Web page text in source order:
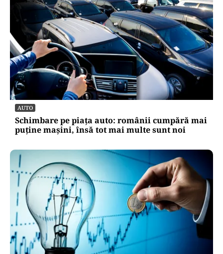
AUTO
Schimbare pe piața auto: românii cumpără mai
puține mașini, însă tot mai multe sunt noi